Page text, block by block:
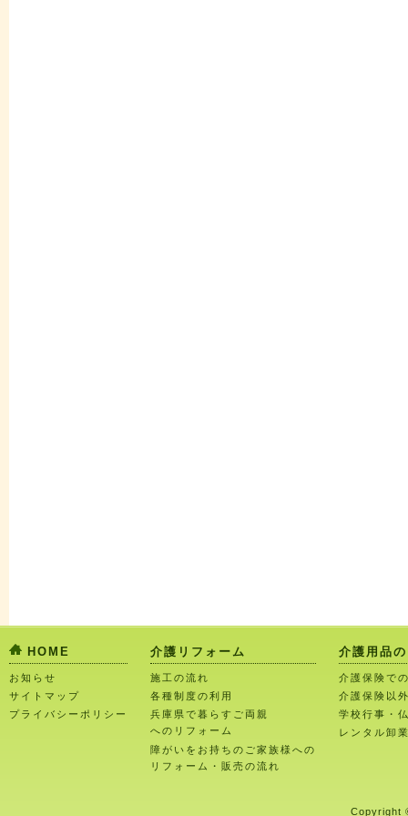
HOME
お知らせ
サイトマップ
プライバシーポリシー
介護リフォーム
施工の流れ
各種制度の利用
兵庫県で暮らすご両親
へのリフォーム
障がいをお持ちのご家族様への
リフォーム・販売の流れ
介護用品
介護保険で
介護保険以
学校行事・
レンタル卸
Copyright